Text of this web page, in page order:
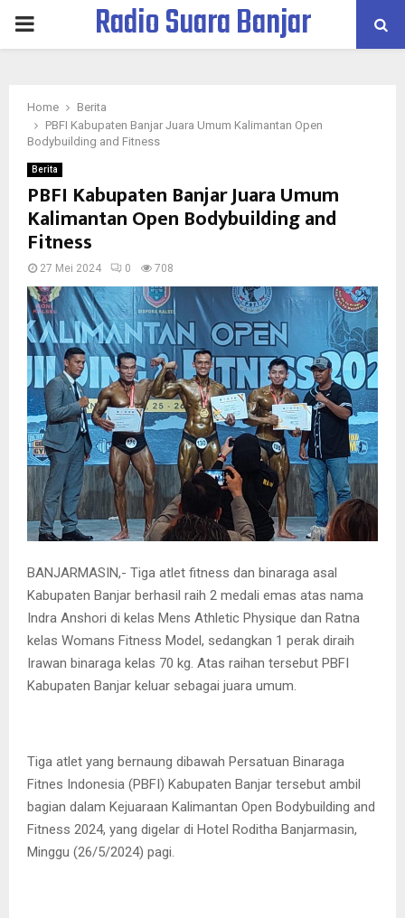
PRIMARYRadio Suara Banjar
Home
Berita
PBFI Kabupaten Banjar Juara Umum Kalimantan Open
Bodybuilding and Fitness
Berita
PBFI Kabupaten Banjar Juara Umum
Kalimantan Open Bodybuilding and
Fitness
27 Mei 2024 0 708
BANJARMASIN,- Tiga atlet fitness dan binaraga asal
Kabupaten Banjar berhasil raih 2 medali emas atas nama
Indra Anshori di kelas Mens Athletic Physique dan Ratna
kelas Womans Fitness Model, sedangkan 1 perak diraih
Irawan binaraga kelas 70 kg. Atas raihan tersebut PBFI
Kabupaten Banjar keluar sebagai juara umum.
Tiga atlet yang bernaung dibawah Persatuan Binaraga
Fitnes Indonesia (PBFI) Kabupaten Banjar tersebut ambil
bagian dalam Kejuaraan Kalimantan Open Bodybuilding and
Fitness 2024, yang digelar di Hotel Roditha Banjarmasin,
Minggu (26/5/2024) pagi.